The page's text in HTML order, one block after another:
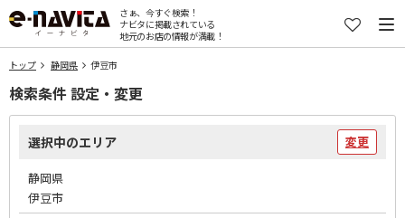
さぁ、今すぐ検索！
ナビタに掲載されている
地元のお店の情報が満載！
トップ 静岡県 伊豆市
検索条件 設定・変更
選択中のエリア 変更
静岡県
伊豆市